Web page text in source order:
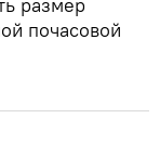
почасовой